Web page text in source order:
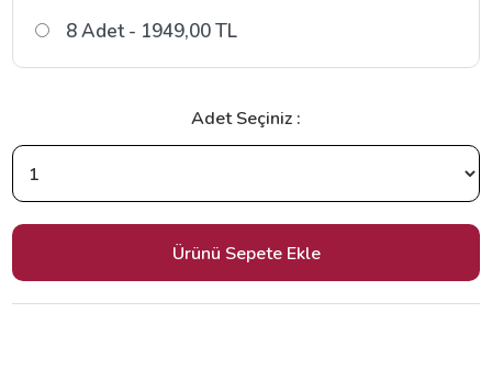
8 Adet - 1949,00 TL
Adet Seçiniz :